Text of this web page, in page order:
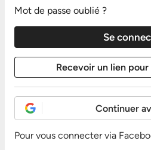
Mot de passe oublié ?
Continuer
Pour vous connecter via